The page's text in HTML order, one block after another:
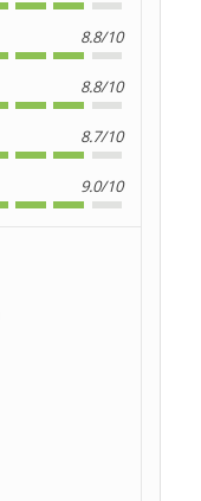
8.8/10
8.8/10
8.7/10
9.0/10